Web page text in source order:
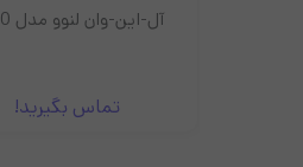
آل-این-وان لنوو مدل A340
تماس بگیرید!